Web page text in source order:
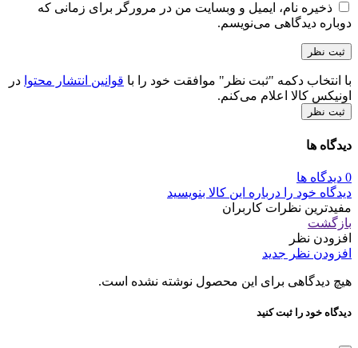
ذخیره نام، ایمیل و وبسایت من در مرورگر برای زمانی که
دوباره دیدگاهی می‌نویسم.
با انتخاب دکمه "ثبت نظر" موافقت خود را با قوانین انتشار محتوا در
اونیکس کالا اعلام می‌کنم.
ثبت نظر
دیدگاه ها
0 دیدگاه ها
دیدگاه خود را درباره این کالا بنویسید
مفیدترین نظرات کاربران
بازگشت
افزودن نظر
افزودن نظر جدید
هیچ دیدگاهی برای این محصول نوشته نشده است.
دیدگاه خود را ثبت کنید